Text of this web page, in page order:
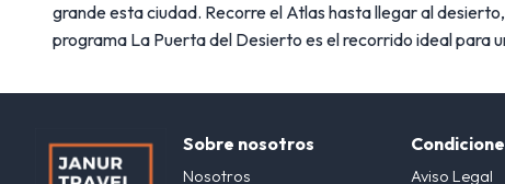
grande esta ciudad. Recorre el Atlas hasta llegar al
programa La Puerta del Desierto es el recorrido ideal para
Sobre nosotros
Nosotros Aviso Legal